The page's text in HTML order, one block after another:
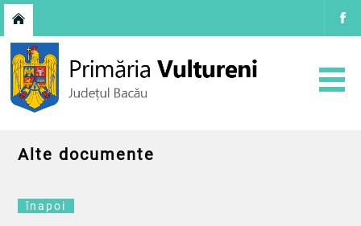
Alte documente
înapoi